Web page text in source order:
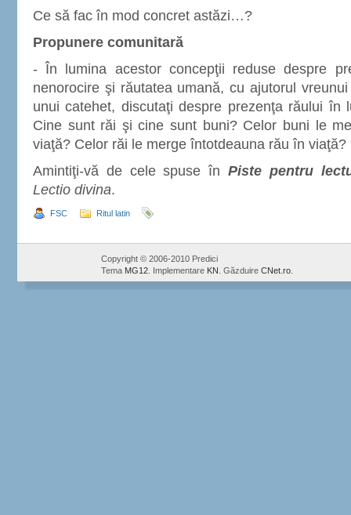
Ce să fac în mod concret astăzi…?
Propunere comunitară
- În lumina acestor concepţii reduse despre
nenorocire şi răutatea umană, cu ajutorul
unui catehet, discutaţi despre prezenţa răului în
Cine sunt răi şi cine sunt buni? Celor buni le
viaţă? Celor răi le merge întotdeauna rău în viaţă?
Amintiţi-vă de cele spuse în Piste pentru
Lectio divina.
FSC Ritul latin
Copyright © 2006-2010 Predici
Tema MG12 . Implementare KN . Găzduire CNet.ro